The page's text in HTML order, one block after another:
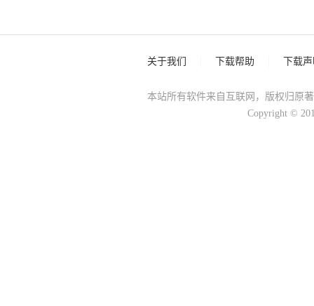
关于我们 下载帮助 下载
本站所有软件来自互联网，版权归原
Copyright ©